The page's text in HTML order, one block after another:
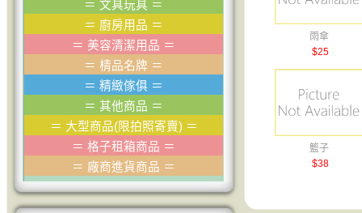
＝ 文具玩具 ＝
＝ 廚房用品 ＝
＝ 美容清潔用品 ＝
＝ 棈品名牌 ＝
＝ 精緻傢俱 ＝
＝ 其他商品 ＝
＝ 大型商品(限拍照寄賣) ＝
＝ 格子租箱商品 ＝
＝ 廠商進貨商品 ＝
雨傘
$25
籃子
$38